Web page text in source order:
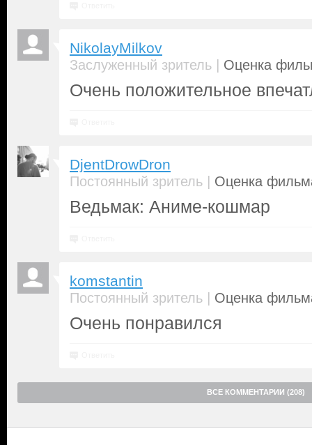
NikolayMilkov
Заслуженный зритель | Оценка
Очень положительное
DjentDrowDron
Постоянный зритель | Оценка
Ведьмак: Аниме-кошмар
komstantin
Постоянный зритель | Оценка
Очень понравился
ВСЕ КОММЕНТАРИИ (208)